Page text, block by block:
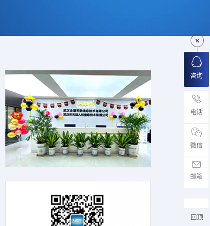
咨询
电话
微信
邮箱
回顶